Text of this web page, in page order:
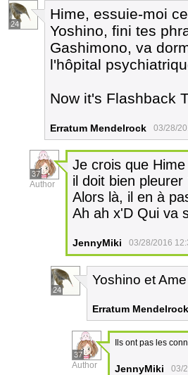
24
Hime, essuie-moi
Yoshino, fini tes
Gashimono, va
l'hôpital
Now it's Flashback
Erratum Mendelrock 03/28/
37
Author
Je crois que
il doit bien
Alors là, il en à
Ah ah x'D Qui va
JennyMiki 03/28/2016
24
Yoshino et
Erratum Mendelrock
37
Author
Ils ont pas les
JennyMiki 03/